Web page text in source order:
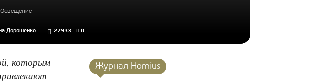
Освещение
Дорошенко 27933 0
которым
Журнал Homius